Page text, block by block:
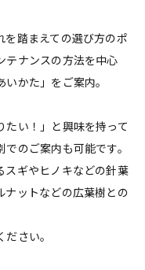
踏まえての選び方のポ
テナンスの方法を中心
かた」をご案内。
い！」と興味を持って
のご案内も可能です。
スギやヒノキなどの針葉
ナットなどの広葉樹との
さい。